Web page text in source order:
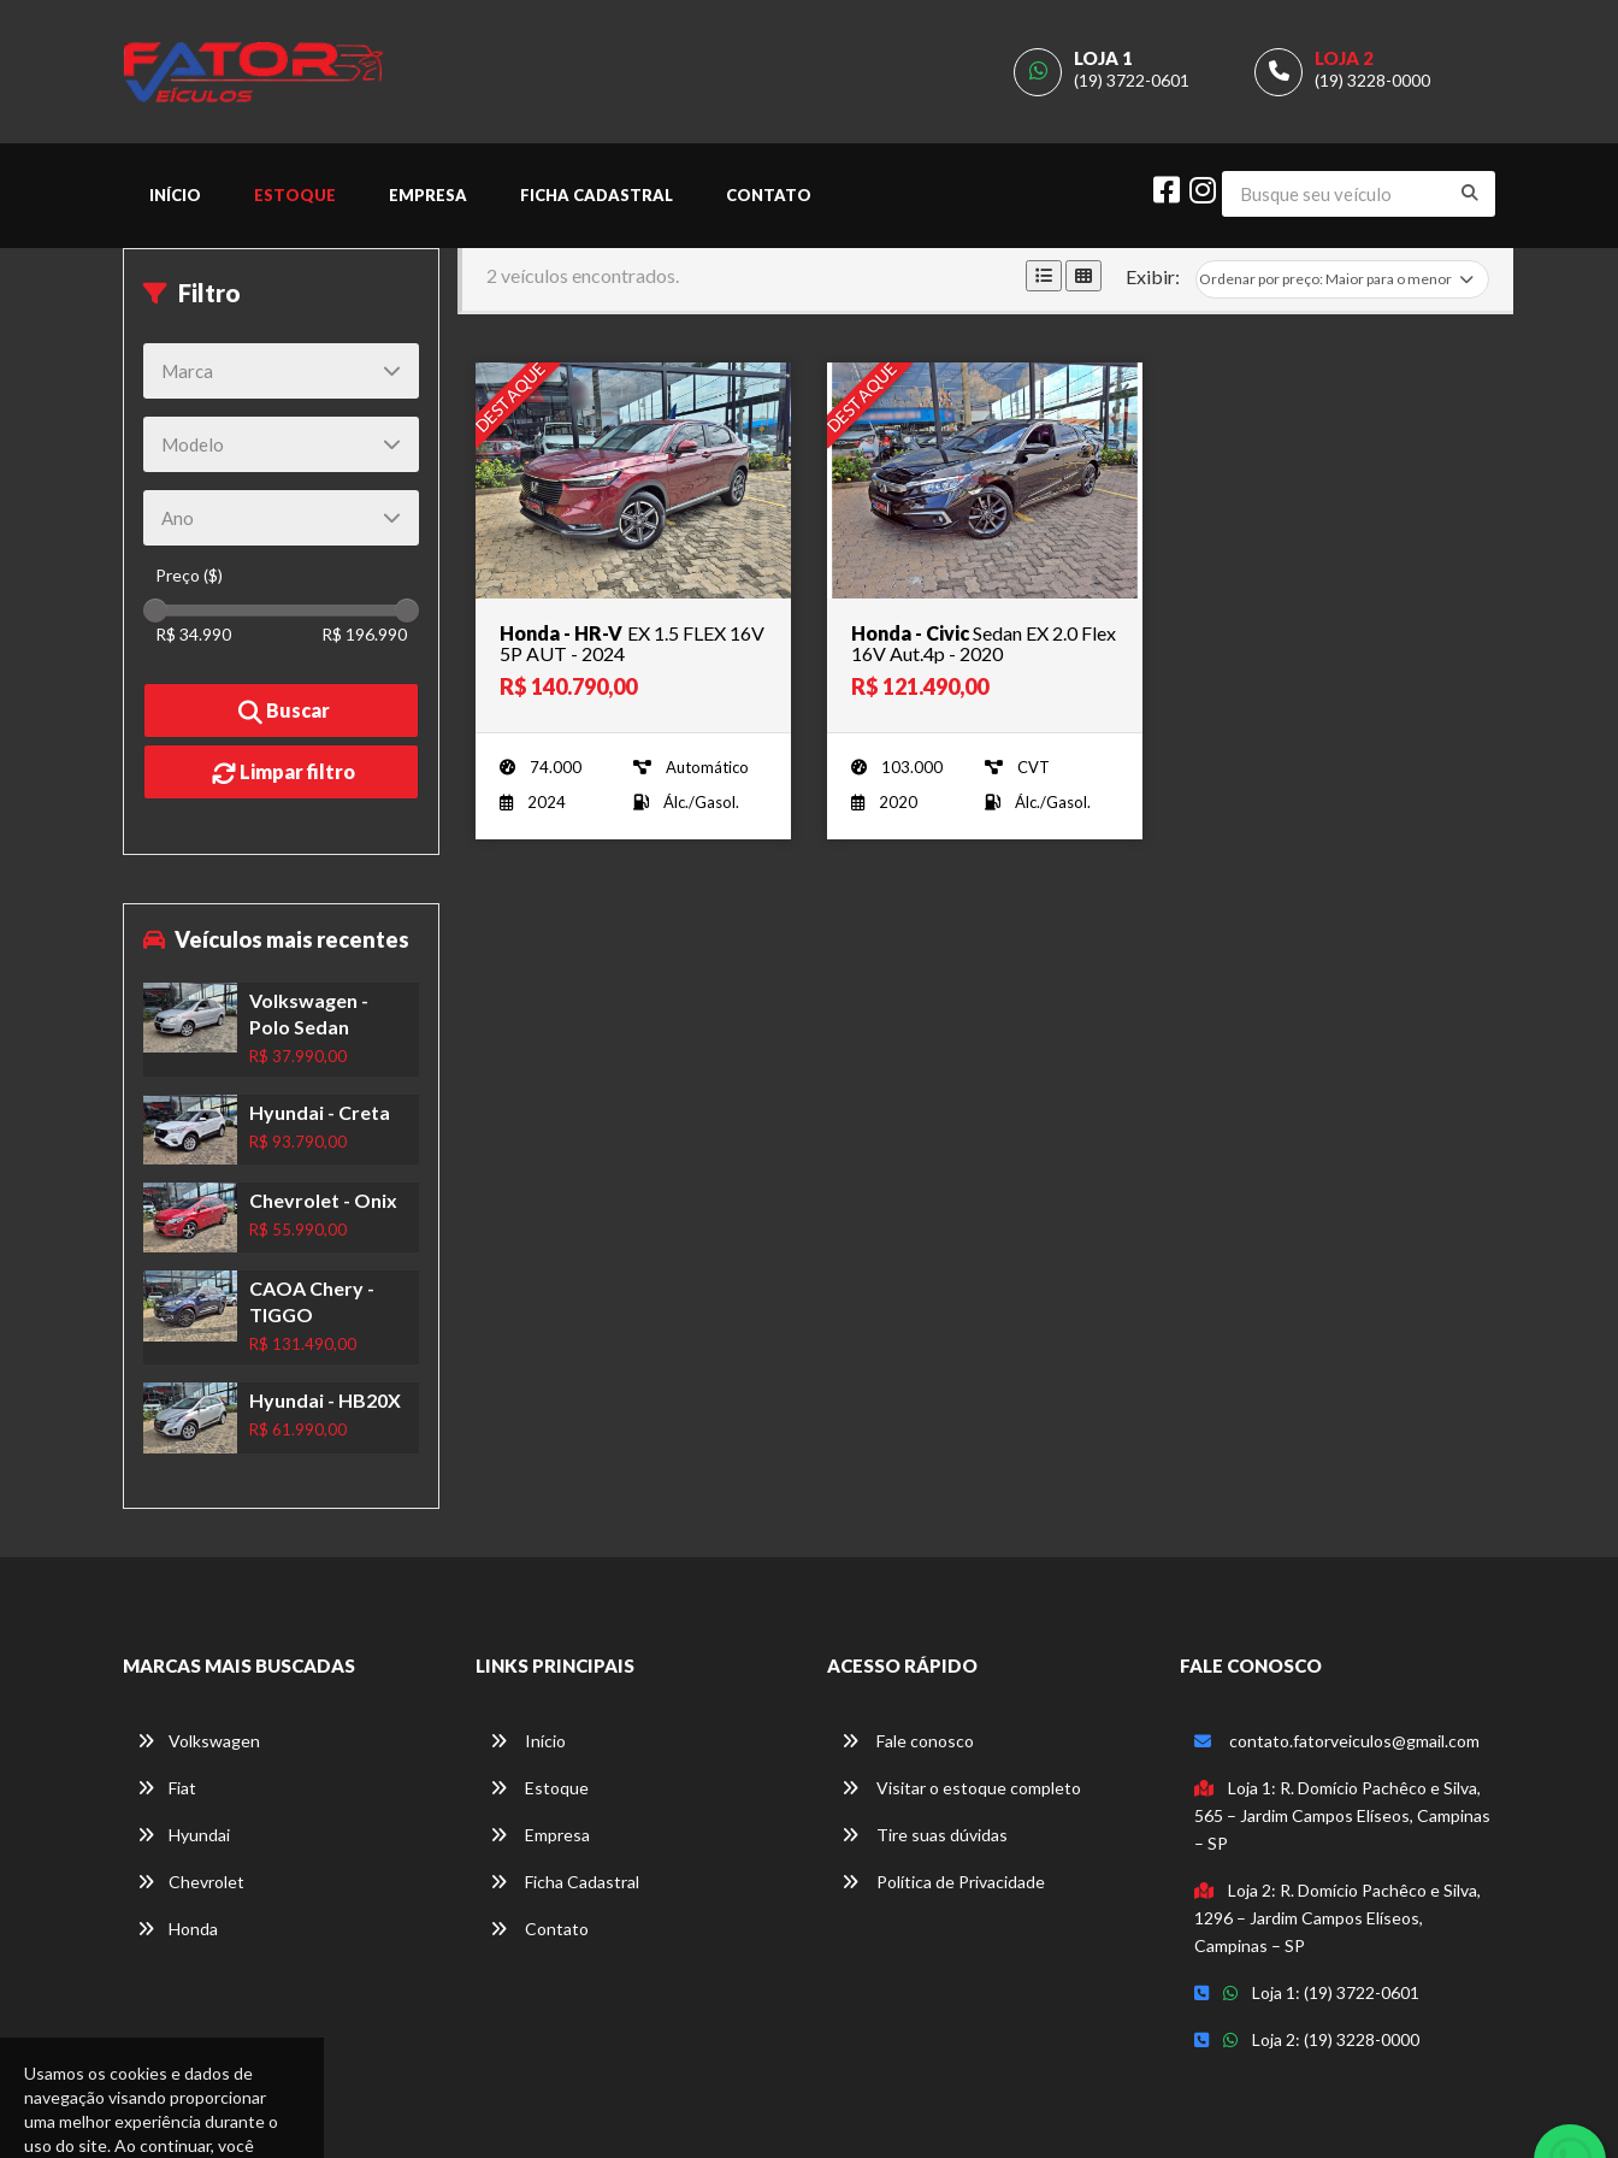
Usamos os cookies e dados de
navegação visando proporcionar
uma melhor experiência durante o
uso do site. Ao continuar, você
LOJA 2
(19) 3228-0000
LOJA 1
(19) 3722-0601
INÍCIO ESTOQUE EMPRESA FICHA CADASTRAL CONTATO
2 veículos encontrados. Exibir:
DESTAQUE
Honda - HR-V EX 1.5 FLEX 16V
5P AUT - 2024
R$ 140.790,00
74.000
Automático
2024
Álc./Gasol.
DESTAQUE
Honda - CivicSedan EX 2.0 Flex
16V Aut.4p - 2020
R$ 121.490,00
103.000
CVT
2020
Álc./Gasol.
Filtro
Preço ($)
R$ 34.990 R$ 196.990
Buscar
Limpar filtro
Veículos mais recentes
Volkswagen -
Polo Sedan
R$ 37.990,00
Hyundai- Creta
R$ 93.790,00
Chevrolet - Onix
R$ 55.990,00
CAOA Chery-
TIGGO
R$ 131.490,00
Hyundai- HB20X
R$ 61.990,00
MARCAS MAIS BUSCADAS
Volkswagen
Fiat
Hyundai
Chevrolet
Honda
LINKS PRINCIPAIS
Início
Estoque
Empresa
Ficha Cadastral
Contato
ACESSO RÁPIDO
Fale conosco
Visitar o estoque completo
Tire suas dúvidas
Política de Privacidade
FALE CONOSCO
contato.fatorveiculos@gmail.com
Loja 1: R. Domício Pachêco e Silva,
565 – Jardim Campos Elíseos, Campinas
– SP
Loja 2: R. Domício Pachêco e Silva,
1296 – Jardim Campos Elíseos,
Campinas – SP
Loja 1: (19) 3722-0601
Loja 2: (19) 3228-0000